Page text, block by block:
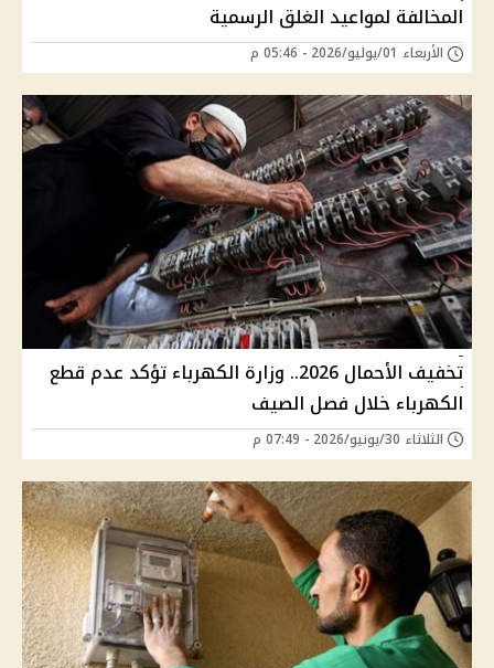
المخالفة لمواعيد الغلق الرسمية
الأربعاء 01/يوليو/2026 - 05:46 م
تخفيف الأحمال 2026.. وزارة الكهرباء تؤكد عدم قطع
الكهرباء خلال فصل الصيف
الثلاثاء 30/يونيو/2026 - 07:49 م